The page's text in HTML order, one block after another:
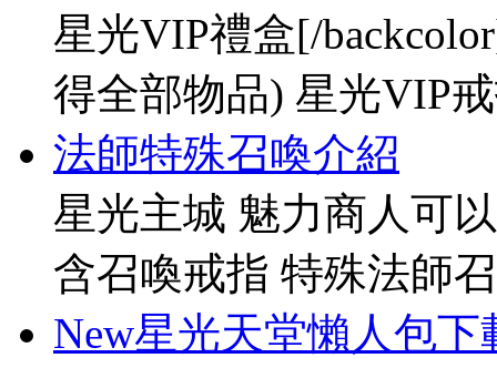
星光VIP禮盒[/
得全部物品) 星光VIP
法師特殊召喚介紹
星光主城 魅力商人可
含召喚戒指 特殊法師
New星光天堂懶人包下